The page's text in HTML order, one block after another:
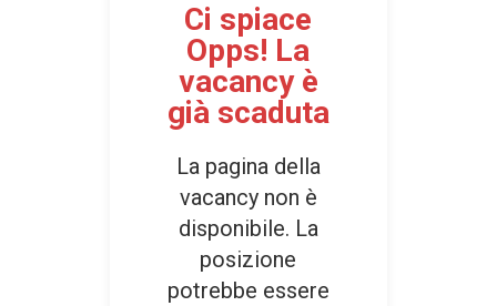
Ci spiace
Opps! La
vacancy è
già scaduta
La pagina della
vacancy non è
disponibile. La
posizione
potrebbe essere